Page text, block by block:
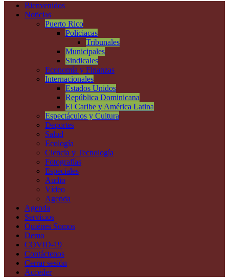
Bienvenidos
Noticias
Puerto Rico
Policiacas
Tribunales
Municipales
Sindicales
Economía y Finanzas
Internacionales
Estados Unidos
República Dominicana
El Caribe y América Latina
Espectáculos y Cultura
Deportes
Salud
Ecología
Ciencia y Tecnología
Fotografías
Especiales
Audio
Vídeo
Agenda
Agenda
Servicios
Quiénes Somos
Demo
COVID-19
Contáctenos
Cerrar sesión
Acceder